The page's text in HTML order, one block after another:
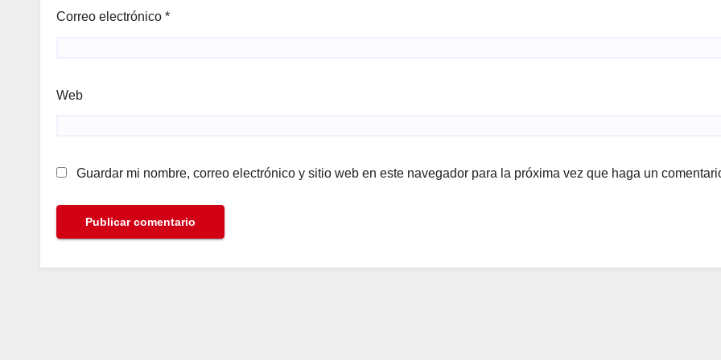
Correo electrónico *
Web
Guardar mi nombre, correo electrónico y sitio web en este navegador para la próxima vez que haga un